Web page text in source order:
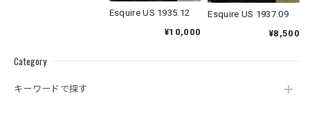
Category
キーワードで探す
Esquire US 1935.12
¥10,000
Esquire US 1937.09
¥8,500